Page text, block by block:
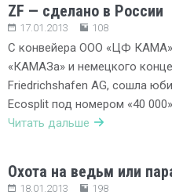
ZF — сделано в России
17.01.2013 108
С конвейера ООО «ЦФ
«КАМАЗа» и немецкого
Friedrichshafen AG, сошла
Ecosplit под номером «40
Читать дальше
Охота на ведьм или
18.01.2013 198